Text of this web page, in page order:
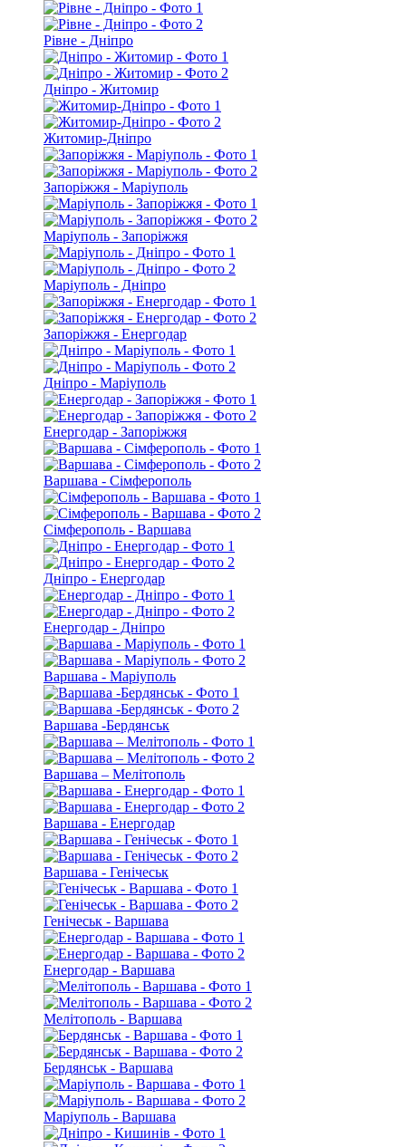
Рівне - Дніпро
Дніпро - Житомир
Житомир-Дніпро
Запоріжжя - Маріуполь
Маріуполь - Запоріжжя
Маріуполь - Дніпро
Запоріжжя - Енергодар
Дніпро - Маріуполь
Енергодар - Запоріжжя
Варшава - Сімферополь
Сімферополь - Варшава
Дніпро - Енергодар
Енергодар - Дніпро
Варшава - Маріуполь
Варшава -Бердянськ
Варшава – Мелітополь
Варшава - Енергодар
Варшава - Генічеськ
Генічеськ - Варшава
Енергодар - Варшава
Мелітополь - Варшава
Бердянськ - Варшава
Маріуполь - Варшава